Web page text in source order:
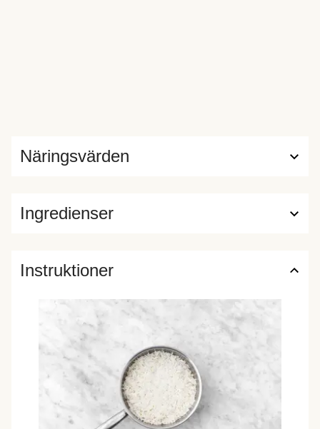
Ingredienser
Näringsvärden
Instruktioner